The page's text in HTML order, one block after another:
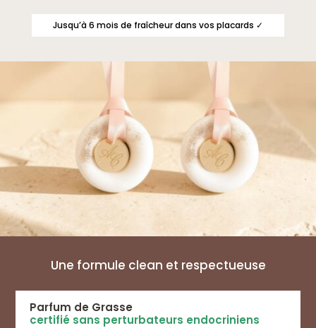
Jusqu’à 6 mois de fraîcheur dans vos placards ✓
Une formule clean et respectueuse
Parfum de Grasse
certifié sans perturbateurs endocriniens